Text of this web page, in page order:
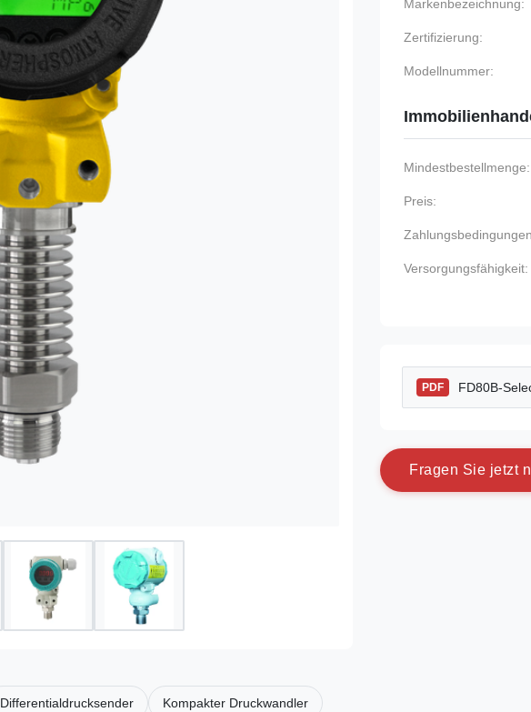
Markenbezeichnung:
Zertifizierung:
Modellnummer:
Mindestbestellmenge:
Preis:
Versorgungsfähigkeit:
PDF FD80B-
Fragen Sie jetzt n
Differentialdrucksender Kompakter Druckwandler